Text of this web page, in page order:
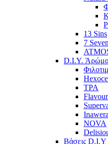
13 Sins
7 Seven
D.I.Y.
TPA
Inawera
ΝOVA
Βάσεις D.I.Y